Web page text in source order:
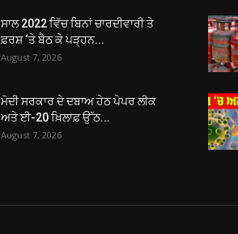
ਸਾਲ 2022 ਵਿੱਚ ਬਿਨਾਂ ਚਾਰਦੀਵਾਰੀ ਤੇ
ਫ਼ਰਸ਼ ‘ਤੇ ਬੈਠ ਕੇ ਪੜ੍ਹਨ...
August 7, 2026
ਮੋਦੀ ਸਰਕਾਰ ਦੇ ਦਬਾਅ ਹੇਠ ਪੇਪਰ ਲੀਕ
ਅਤੇ ਈ-20 ਖ਼ਿਲਾਫ਼ ਉੱਠ...
August 7, 2026